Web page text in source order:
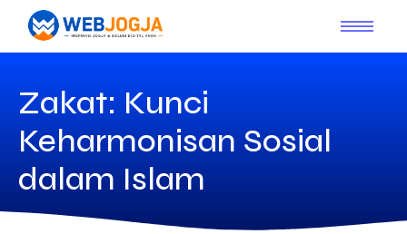
Zakat: Kunci
Keharmonisan Sosial
dalam Islam